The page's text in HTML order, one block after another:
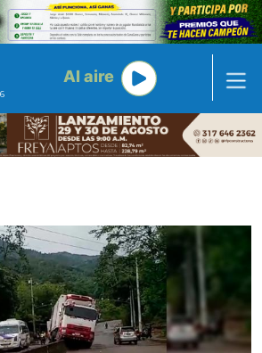
Al aire
principal